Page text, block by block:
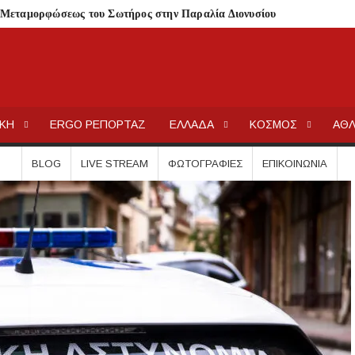
του Σωτήρος στην Παραλία Διονυσίου
μικροβιολογική επιβάρυνση
– Πολύωρη αναμονή και απώλειες στις κρατήσεις
στις εκκλησίες
στην εβδομάδα
– Στους 43.000 οι συνολικοί ωφελούμενοι
των ιερών ακολουθιών
συναυλία στον Πύργο
ERGO ΡΕΠΟΡΤΑΖ ΕΛΛΑΔΑ ΚΟΣΜΟΣ
BLOG LIVE STREAM ΦΩΤΟΓΡΑΦΊΕΣ ΕΠΙΚΟΙΝΩΝΊΑ